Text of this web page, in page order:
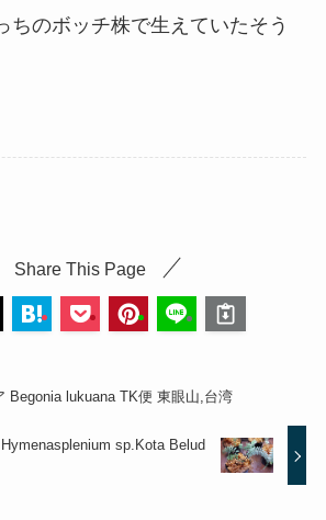
ちのボッチ株で生えていたそう
Share This Page
Begonia lukuana TK便 東眼山,台湾
sp.Kota Belud